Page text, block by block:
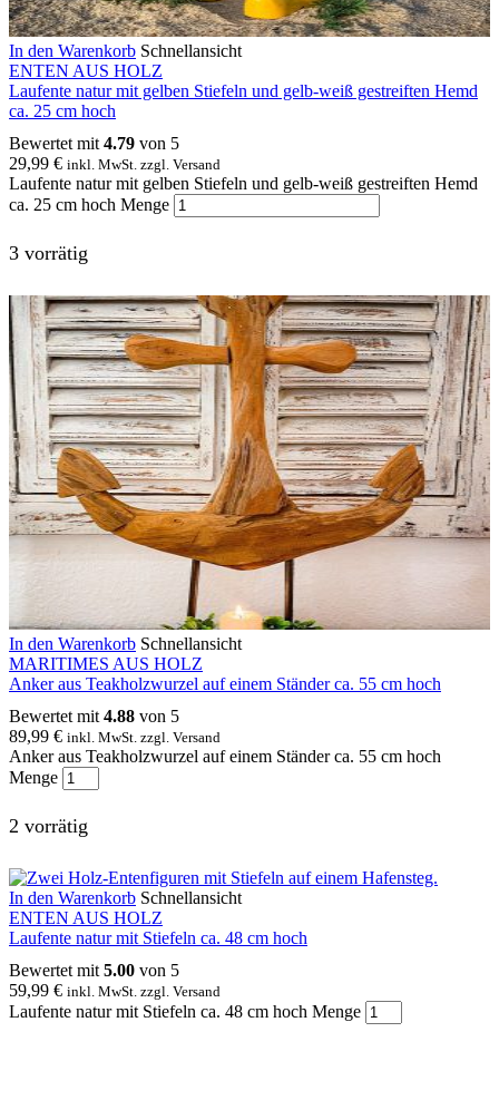
In den Warenkorb Schnellansicht
ENTEN AUS HOLZ
Laufente natur mit gelben Stiefeln und gelb-weiß gestreiften Hemd
ca. 25 cm hoch
Bewertet mit 4.79 von 5
29,99 € inkl. MwSt. zzgl. Versand
Laufente natur mit gelben Stiefeln und gelb-weiß gestreiften Hemd
ca. 25 cm hoch Menge
3 vorrätig
In den Warenkorb Schnellansicht
MARITIMES AUS HOLZ
Anker aus Teakholzwurzel auf einem Ständer ca. 55 cm hoch
Bewertet mit 4.88 von 5
89,99 € inkl. MwSt. zzgl. Versand
Anker aus Teakholzwurzel auf einem Ständer ca. 55 cm hoch
Menge
2 vorrätig
In den Warenkorb Schnellansicht
ENTEN AUS HOLZ
Laufente natur mit Stiefeln ca. 48 cm hoch
Bewertet mit 5.00 von 5
59,99 € inkl. MwSt. zzgl. Versand
Laufente natur mit Stiefeln ca. 48 cm hoch Menge